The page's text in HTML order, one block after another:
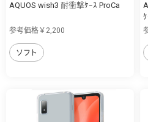
AQUOS wish3 耐衝撃ｹｰｽ ProCa
参考価格￥2,200
ソフト